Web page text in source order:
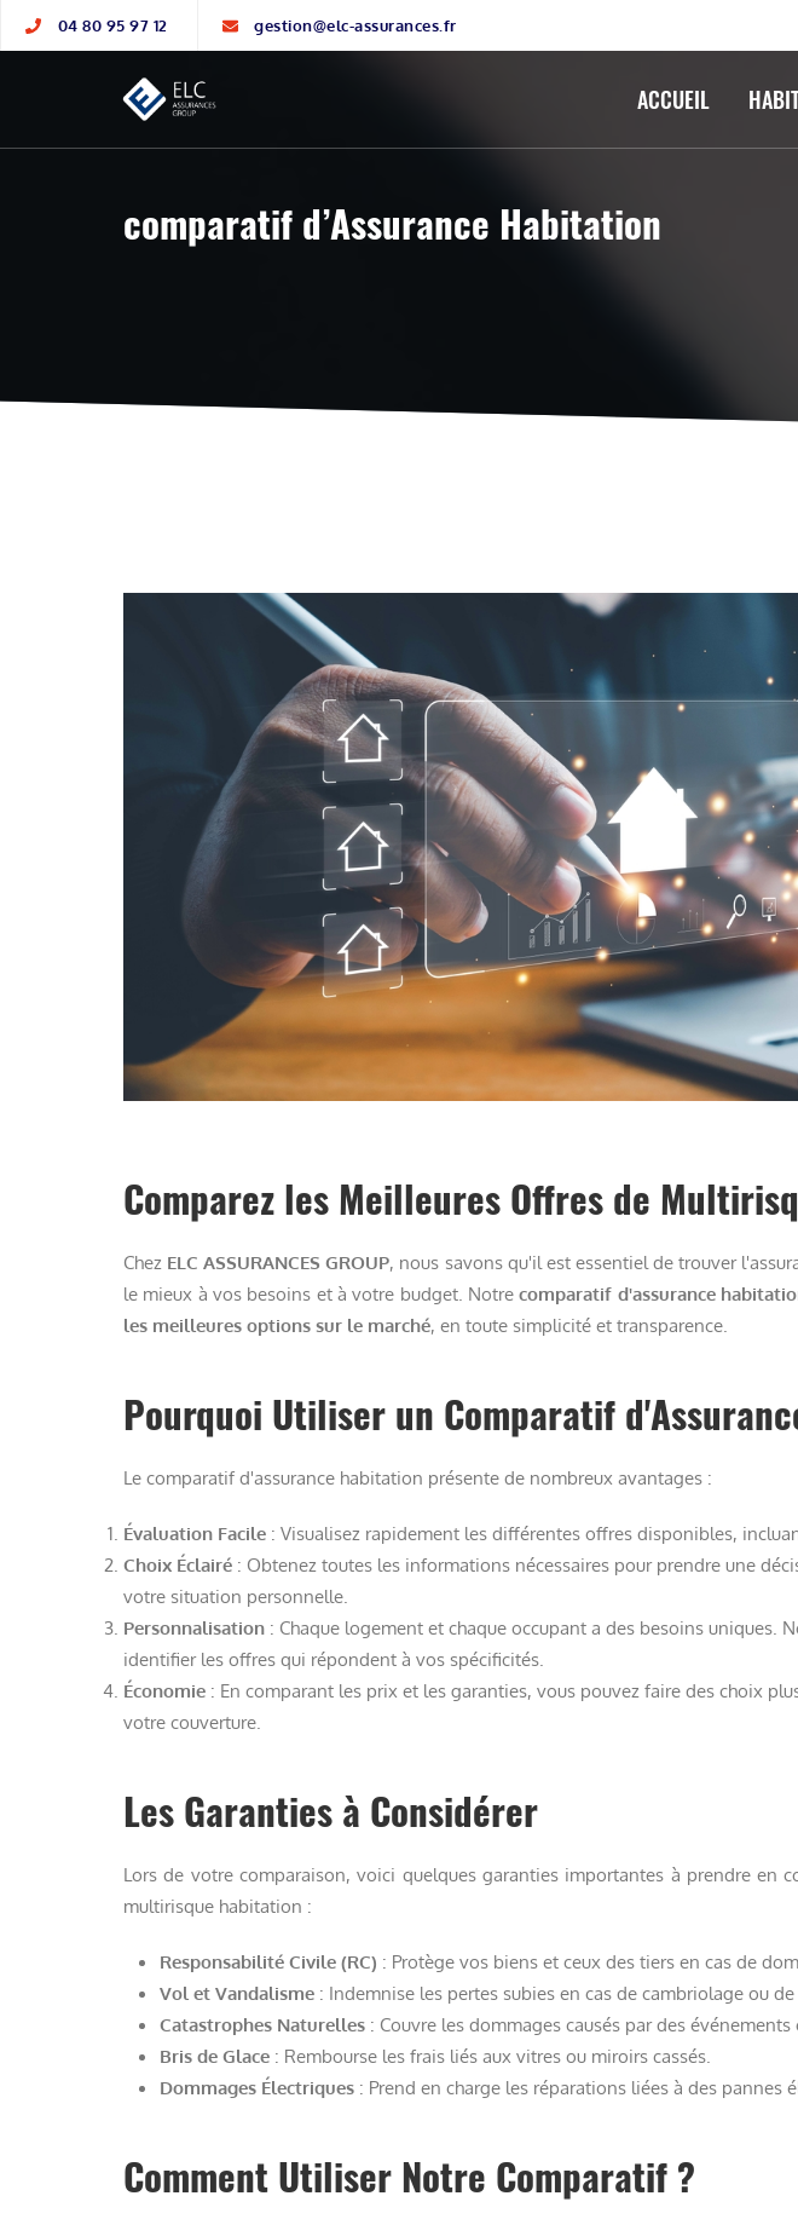
04 80 95 97 12 gestion@elc-assurances.fr
ACCUEIL
comparatif d’Assurance Habitation
Comparez les Meilleures Offres de
Chez ELC ASSURANCES GROUP, nous savons qu'il est essentiel de trouver
le mieux à vos besoins et à votre budget. Notrecomparatif d'assurance
les meilleures options sur le marché, en toute simplicité et transparence.
Pourquoi Utiliser un Comparatif
Le comparatif d'assurance habitation présente de nombreux avantages :
Évaluation Facile : Visualisez rapidement les différentes offres disponibles,
Choix Éclairé : Obtenez toutes les informations nécessaires pour prendre une
votre situation personnelle.
Personnalisation : Chaque logement et chaque occupant a des besoins uniques.
identifier les offres qui répondent à vos spécificités.
Économie : En comparant les prix et les garanties, vous pouvez faire des choix
votre couverture.
Les Garanties à Considérer
Lors de votre comparaison, voici quelques garanties importantes à prendre en
multirisque habitation :
Responsabilité Civile (RC) : Protège vos biens et ceux des tiers en cas de
Vol et Vandalisme : Indemnise les pertes subies en cas de cambriolage ou
Catastrophes Naturelles : Couvre les dommages causés par des
Bris de Glace : Rembourse les frais liés aux vitres ou miroirs cassés.
Dommages Électriques : Prend en charge les réparations liées à des pannes
Comment Utiliser Notre Comparatif ?